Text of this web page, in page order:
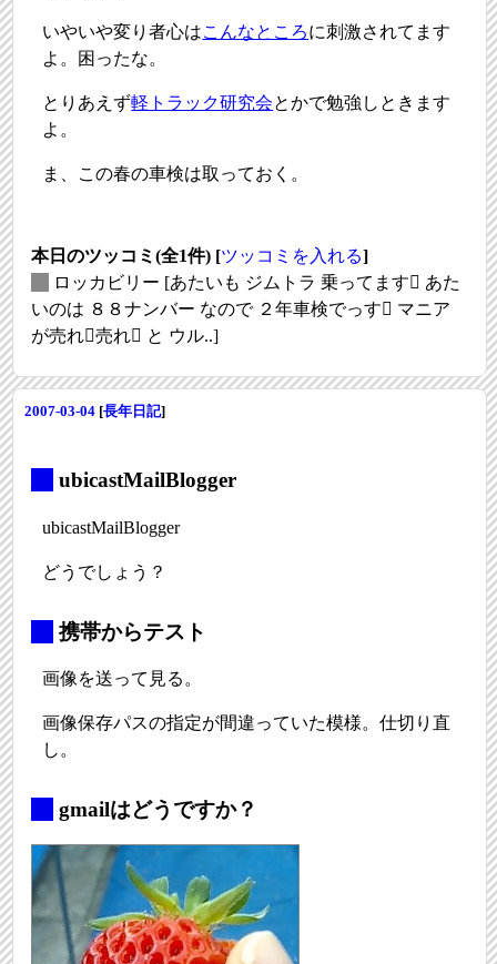
いやいや変り者心はこんなところに刺激されてます
よ。困ったな。
とりあえず軽トラック研究会とかで勉強しときます
よ。
ま、この春の車検は取っておく。
本日のツッコミ(全1件) [ツッコミを入れる]
ロッカビリー [あたいも ジムトラ 乗ってます あた
いのは ８８ナンバー なので ２年車検でっす マニア
が売れ売れ と ウル..]
2007-03-04 [長年日記]
ubicastMailBlogger
ubicastMailBlogger
どうでしょう？
携帯からテスト
画像を送って見る。
画像保存パスの指定が間違っていた模様。仕切り直
し。
gmailはどうですか？